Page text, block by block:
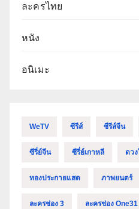
ละครไทย
หนัง
อนิเมะ
WeTV ซีรีส์ ซีรีส์จีน
ซีรี่ย์จีน ซีรี่ย์เกาหลี ดว
ทองประกายแสด ภาพยนตร์
ละครช่อง 3 ละครช่อง One31